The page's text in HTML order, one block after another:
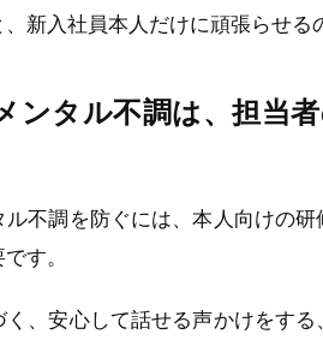
、新入社員本人だけに頑張らせ
ンタル不調は、担当
ル不調を防ぐには、本人向けの
す。
、安心して話せる声かけをす